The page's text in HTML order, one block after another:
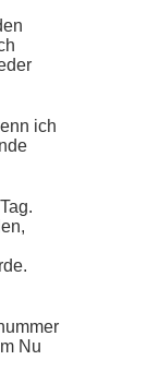
ich
Nu